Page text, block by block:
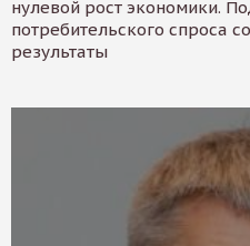
нулевой рост экономики.
потребительского спроса
результаты